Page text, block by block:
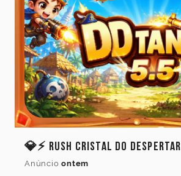
💎⚡ Rush Cristal do Despertar
Anúncio ontem